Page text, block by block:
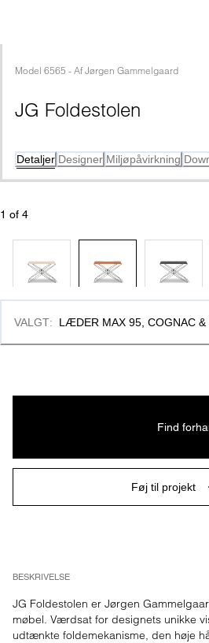
Model 6565 - Af Jørgen Gammelgaard
JG Foldestolen
Detaljer Designer Miljøpåvirkning
1 of 4
BESKRIVELSE
JG Foldestolen er Jørgen
møbel. Værdsat for designets unikke
udtænkte foldemekanisme, den høje
VALGT:
LÆDER MAX 95, COGNAC
Find
Føj til projekt